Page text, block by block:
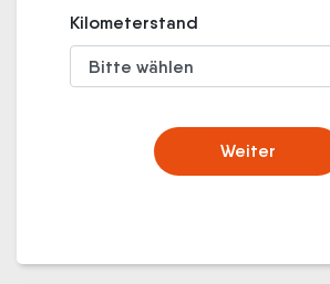
Kilometerstand
Weiter